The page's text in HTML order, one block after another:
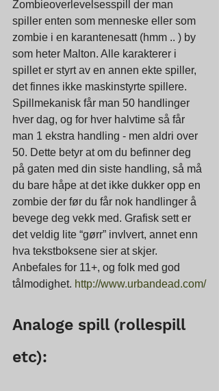
Zombieoverlevelsesspill der man
spiller enten som menneske eller som
zombie i en karantenesatt (hmm .. ) by
som heter Malton. Alle karakterer i
spillet er styrt av en annen ekte spiller,
det finnes ikke maskinstyrte spillere.
Spillmekanisk får man 50 handlinger
hver dag, og for hver halvtime så får
man 1 ekstra handling - men aldri over
50. Dette betyr at om du befinner deg
på gaten med din siste handling, så må
du bare håpe at det ikke dukker opp en
zombie der før du får nok handlinger å
bevege deg vekk med. Grafisk sett er
det veldig lite “gørr” invlvert, annet enn
hva tekstboksene sier at skjer.
Anbefales for 11+, og folk med god
tålmodighet. http://www.urbandead.com/
Analoge spill (rollespill
etc):